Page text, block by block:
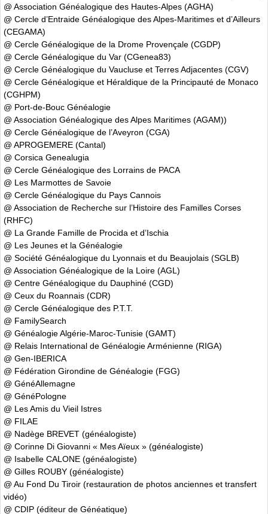
@ Association Généalogique des Hautes-Alpes (AGHA)
@ Cercle d’Entraide Généalogique des Alpes-Maritimes et d’Ailleurs
(CEGAMA)
@ Cercle Généalogique de la Drome Provençale (CGDP)
@ Cercle Généalogique du Var (CGenea83)
@ Cercle Généalogique du Vaucluse et Terres Adjacentes (CGV)
@ Cercle Généalogique et Héraldique de la Principauté de Monaco
(CGHPM)
@ Port-de-Bouc Généalogie
@ Association Généalogique des Alpes Maritimes (AGAM))
@ Cercle Généalogique de l’Aveyron (CGA)
@ APROGEMERE (Cantal)
@ Corsica Genealugia
@ Cercle Généalogique des Lorrains de PACA
@ Les Marmottes de Savoie
@ Cercle Généalogique du Pays Cannois
@ Association de Recherche sur l’Histoire des Familles Corses
(RHFC)
@ La Grande Famille de Procida et d’Ischia
@ Les Jeunes et la Généalogie
@ Société Généalogique du Lyonnais et du Beaujolais (SGLB)
@ Association Généalogique de la Loire (AGL)
@ Centre Généalogique du Dauphiné (CGD)
@ Ceux du Roannais (CDR)
@ Cercle Généalogique des P.T.T.
@ FamilySearch
@ Généalogie Algérie-Maroc-Tunisie (GAMT)
@ Relais International de Généalogie Arménienne (RIGA)
@ Gen-IBERICA
@ Fédération Girondine de Généalogie (FGG)
@ GénéAllemagne
@ GénéPologne
@ Les Amis du Vieil Istres
@ FILAE
@ Nadège BREVET (généalogiste)
@ Corinne Di Giovanni « Mes Aïeux » (généalogiste)
@ Isabelle CALONE (généalogiste)
@ Gilles ROUBY (généalogiste)
@ Au Fond Du Tiroir (restauration de photos anciennes et transfert
vidéo)
@ CDIP (éditeur de Généatique)